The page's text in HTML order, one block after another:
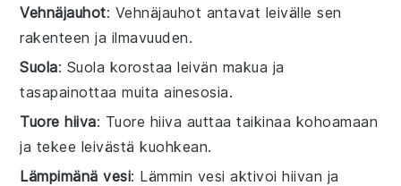
Vehnäjauhot: Vehnäjauhot antavat leivälle sen
rakenteen ja ilmavuuden.
Suola: Suola korostaa leivän makua ja
tasapainottaa muita ainesosia.
Tuore hiiva: Tuore hiiva auttaa taikinaa kohoamaan
ja tekee leivästä kuohkean.
Lämpimänä vesi: Lämmin vesi aktivoi hiivan ja